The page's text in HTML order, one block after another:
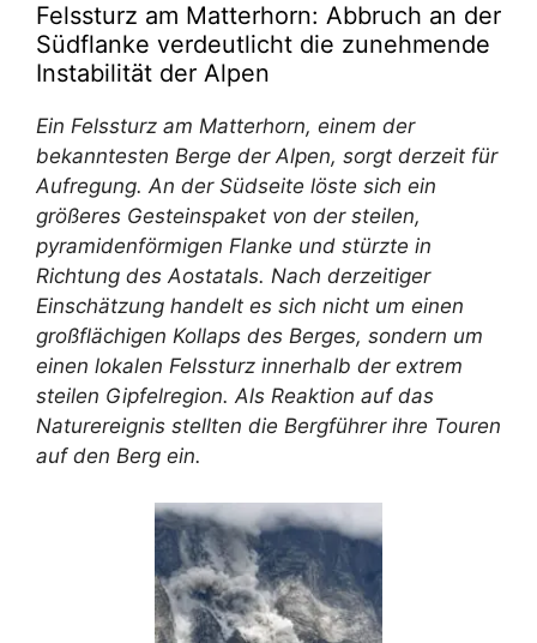
Felssturz am Matterhorn: Abbruch an der
Südflanke verdeutlicht die zunehmende
Instabilität der Alpen
Ein Felssturz am Matterhorn, einem der
bekanntesten Berge der Alpen, sorgt derzeit für
Aufregung. An der Südseite löste sich ein
größeres Gesteinspaket von der steilen,
pyramidenförmigen Flanke und stürzte in
Richtung des Aostatals. Nach derzeitiger
Einschätzung handelt es sich nicht um einen
großflächigen Kollaps des Berges, sondern um
einen lokalen Felssturz innerhalb der extrem
steilen Gipfelregion. Als Reaktion auf das
Naturereignis stellten die Bergführer ihre Touren
auf den Berg ein.